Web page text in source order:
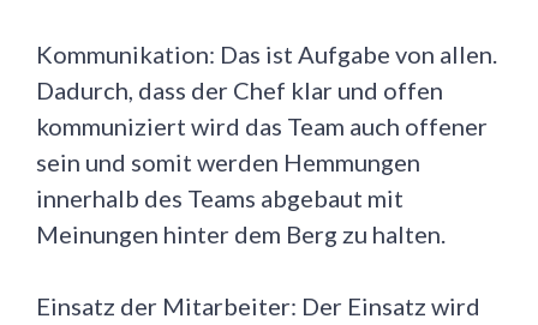
Kommunikation: Das ist Aufgabe von allen.
Dadurch, dass der Chef klar und offen
kommuniziert wird das Team auch offener
sein und somit werden Hemmungen
innerhalb des Teams abgebaut mit
Meinungen hinter dem Berg zu halten.
Einsatz der Mitarbeiter: Der Einsatz wird